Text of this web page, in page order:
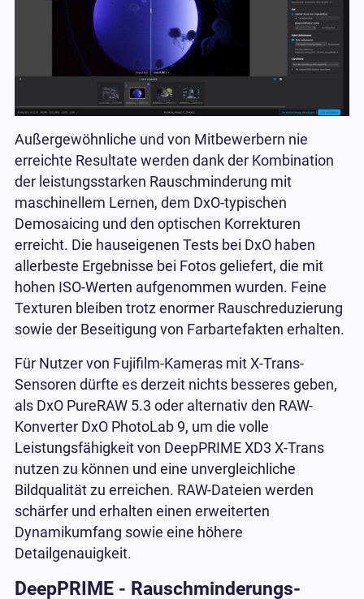
Außergewöhnliche und von Mitbewerbern nie
erreichte Resultate werden dank der Kombination
der leistungsstarken Rauschminderung mit
maschinellem Lernen, dem DxO-typischen
Demosaicing und den optischen Korrekturen
erreicht. Die hauseigenen Tests bei DxO haben
allerbeste Ergebnisse bei Fotos geliefert, die mit
hohen ISO-Werten aufgenommen wurden. Feine
Texturen bleiben trotz enormer Rauschreduzierung
sowie der Beseitigung von Farbartefakten erhalten.
Für Nutzer von Fujifilm-Kameras mit X-Trans-
Sensoren dürfte es derzeit nichts besseres geben,
als DxO PureRAW 5.3 oder alternativ den RAW-
Konverter DxO PhotoLab 9, um die volle
Leistungsfähigkeit von DeepPRIME XD3 X-Trans
nutzen zu können und eine unvergleichliche
Bildqualität zu erreichen. RAW-Dateien werden
schärfer und erhalten einen erweiterten
Dynamikumfang sowie eine höhere
Detailgenauigkeit.
DeepPRIME - Rauschminderungs-